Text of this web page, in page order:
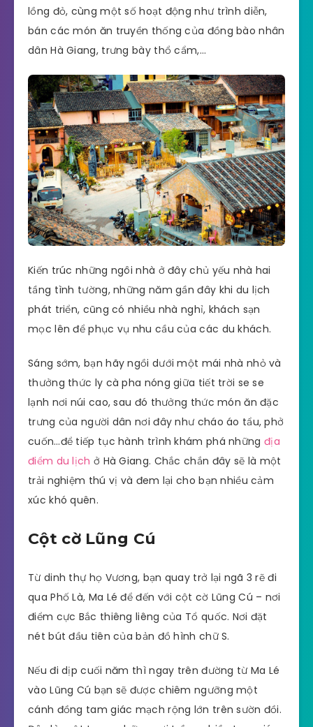
lồng đỏ, cùng một số hoạt động như trình diễn,
bán các món ăn truyền thống của đồng bào nhân
dân Hà Giang, trưng bày thổ cẩm,…
Kiến trúc những ngôi nhà ở đây chủ yếu nhà hai
tầng tình tường, những năm gần đây khi du lịch
phát triển, cũng có nhiều nhà nghỉ, khách sạn
mọc lên để phục vụ nhu cầu của các du khách.
Sáng sớm, bạn hãy ngồi dưới một mái nhà nhỏ và
thưởng thức ly cà pha nóng giữa tiết trời se se
lạnh nơi núi cao, sau đó thưởng thức món ăn đặc
trưng của người dân nơi đây như cháo áo tẩu, phở
cuốn…để tiếp tục hành trình khám phá những địa
điểm du lịch ở Hà Giang. Chắc chắn đây sẽ là một
trải nghiệm thú vị và đem lại cho bạn nhiều cảm
xúc khó quên.
Cột cờ Lũng Cú
Từ dinh thự họ Vương, bạn quay trở lại ngã 3 rẽ đi
qua Phố Là, Ma Lé để đến với cột cờ Lũng Cú – nơi
điểm cực Bắc thiêng liêng của Tổ quốc. Nơi đặt
nét bút đầu tiên của bản đồ hình chữ S.
Nếu đi dịp cuối năm thì ngay trên đường từ Ma Lé
vào Lũng Cú bạn sẽ được chiêm ngưỡng một
cánh đồng tam giác mạch rộng lớn trên sườn đồi.